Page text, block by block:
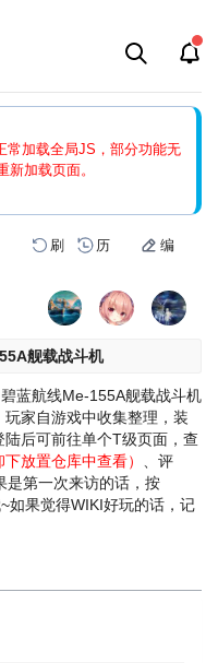
常加载全局JS，部分功能无
新加载页面。
如果还有问题，请多尝试几
刷 历 编
舰载战斗机
蓝航线Me-155A舰载战斗机
家自游戏中收集整理，装
后可前往单个T级页面，查
下放置仓库中查看） 、评
是第一次来访的话，按
如果觉得WIKI好玩的话，记